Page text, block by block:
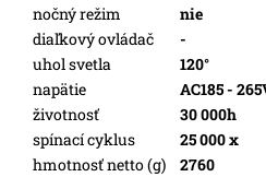
nočný režim
nie
diaľkový ovládač
-
uhol svetla
120°
napätie
AC185 -
životnosť
30 000h
spínací cyklus
25 000 x
hmotnosť netto (g)
2760